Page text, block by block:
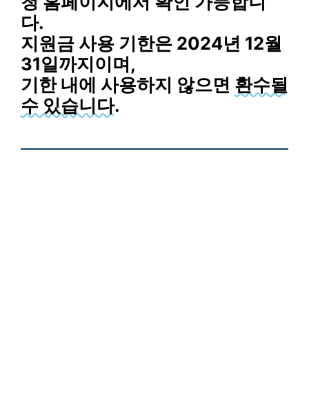
다.
지원금 사용 기한은 2024년 12월
31일까지이며,
기한 내에 사용하지 않으면 환수될
수 있습니다.